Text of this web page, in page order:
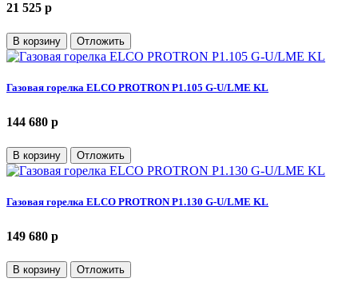
21 525 p
В корзину Отложить
Газовая горелка ELCO PROTRON P1.105 G-U/LME KL
144 680 p
В корзину Отложить
Газовая горелка ELCO PROTRON P1.130 G-U/LME KL
149 680 p
В корзину Отложить